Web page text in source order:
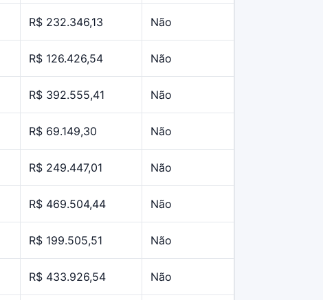
R$ 232.346,13 Não
R$ 126.426,54 Não
R$ 392.555,41 Não
R$ 69.149,30 Não
R$ 249.447,01 Não
R$ 469.504,44 Não
R$ 199.505,51 Não
R$ 433.926,54 Não